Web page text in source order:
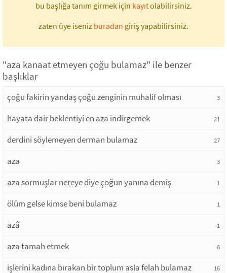
bu başlığa tanım girmek için kayıtolabilirsiniz.
zaten üye iseniz buradan giriş yapabilirsiniz.
"aza kanaat etmeyen çoğu bulamaz" ile benzer
başlıklar
çoğu fakirin yandaş çoğu zenginin muhalif olması 3
hayata dair beklentiyi en aza indirgemek 21
derdini söylemeyen derman bulamaz 27
aza 3
aza sormuşlar nereye diye çoğun yanına demiş 1
ölüm gelse kimse beni bulamaz 1
azâ 1
aza tamah etmek 6
işlerini kadına bırakan bir toplum asla felah bulamaz 16